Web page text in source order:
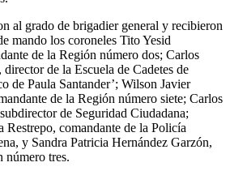
al grado de brigadier general y recibieron
mando los coroneles Tito Yesid
de la Región número dos; Carlos
de la Escuela de Cadetes de
de Paula Santander’; Wilson Javier
de la Región número siete; Carlos
de Seguridad Ciudadana;
comandante de la Policía
y Sandra Patricia Hernández Garzón,
número tres.